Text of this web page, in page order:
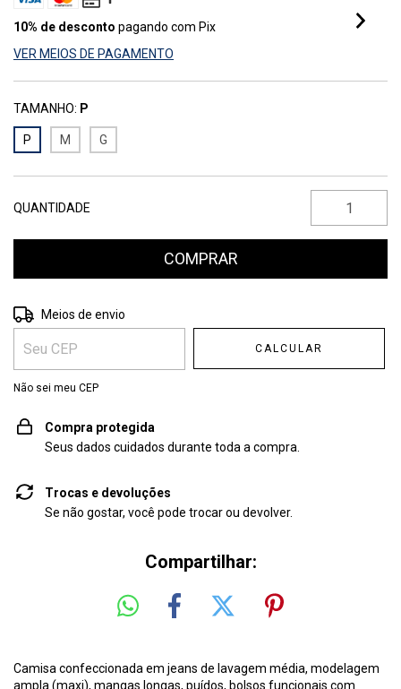
10% de desconto pagando com Pix
VER MEIOS DE PAGAMENTO
TAMANHO: P
P M G
QUANTIDADE
Entregas para o CEP:
Meios de envio
CALCULAR
Não sei meu CEP
Compra protegida
Seus dados cuidados durante toda a compra.
Trocas e devoluções
Se não gostar, você pode trocar ou devolver.
Compartilhar:
Camisa confeccionada em jeans de lavagem média, modelagem
ampla (maxi), mangas longas, puídos, bolsos funcionais com